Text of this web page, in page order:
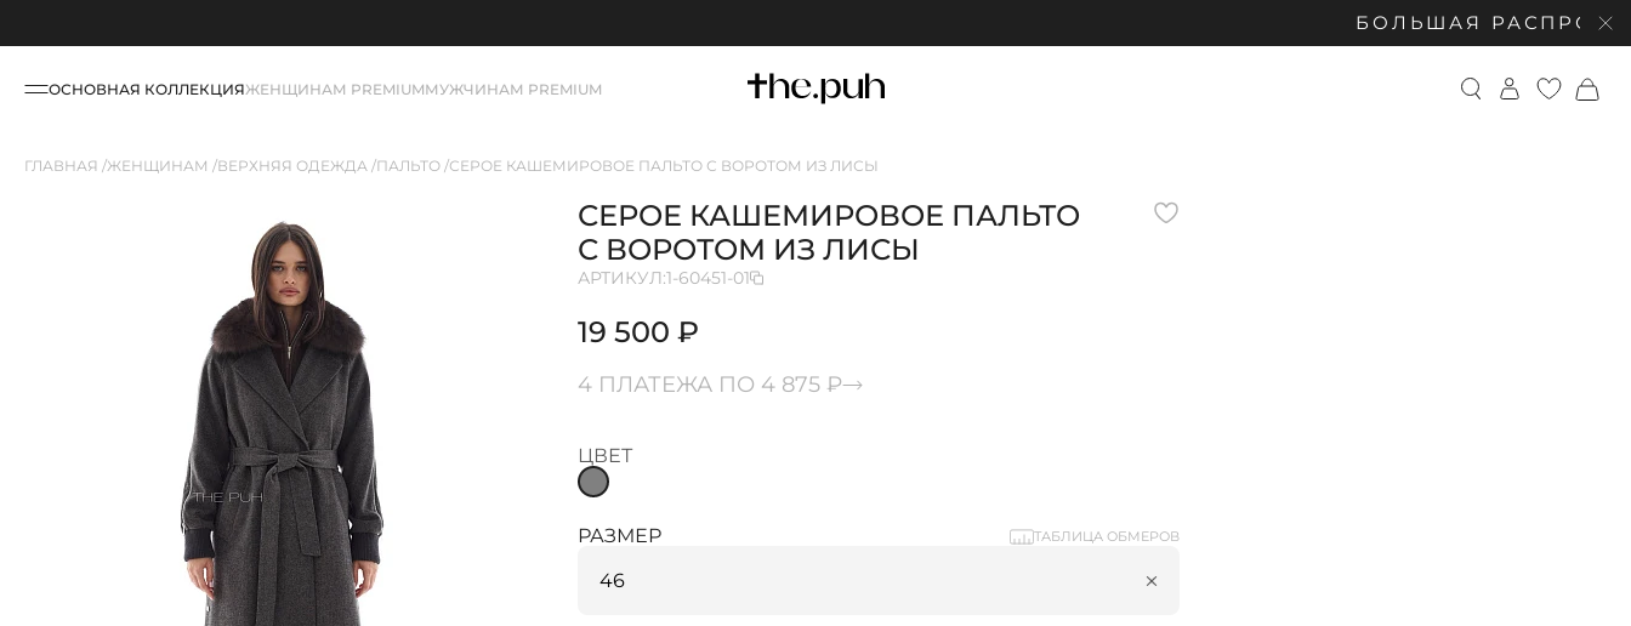
БОЛЬШАЯ РАСПРОДАЖА:
ОСНОВНАЯ КОЛЛЕКЦИЯЖЕНЩИНАМ PREMIUMМУЖЧИНАМ PREMIUM
ГЛАВНАЯ ЖЕНЩИНАМ ВЕРХНЯЯ ОДЕЖДА ПАЛЬТО СЕРОЕ КАШЕМИРОВОЕ ПАЛЬТО С ВОРОТОМ ИЗ ЛИСЫ
СЕРОЕ КАШЕМИРОВОЕ ПАЛЬТО
С ВОРОТОМ ИЗ ЛИСЫ
АРТИКУЛ:1-60451-01
19 500 ₽
4 ПЛАТЕЖА ПО 4 875 ₽
ЦВЕТ
РАЗМЕР ТАБЛИЦА ОБМЕРОВ